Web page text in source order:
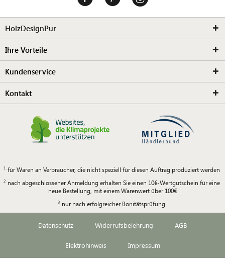
HolzDesignPur
Ihre Vorteile
Kundenservice
Kontakt
für Waren an Verbraucher, die nicht speziell für diesen Auftrag produziert werden
nach abgeschlossener Anmeldung erhalten Sie einen 10€-Wertgutschein für eine
neue Bestellung, mit einem Warenwert über 100€
nur nach erfolgreicher Bonitätsprüfung
Datenschutz Widerrufsbelehrung AGB
Elektrohinweis Impressum